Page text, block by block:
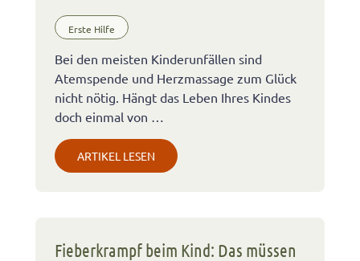
Erste Hilfe
Bei den meisten Kinderunfällen sind
Atemspende und Herzmassage zum Glück
nicht nötig. Hängt das Leben Ihres Kindes
doch einmal von …
ARTIKEL LESEN
Fieberkrampf beim Kind: Das müssen